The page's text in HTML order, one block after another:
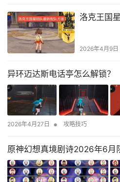
洛克王国
2026年4月9日
异环迈达斯电话亭怎么解锁？
2026年4月27日 • 攻略技巧
原神幻想真境剧诗2026年6月